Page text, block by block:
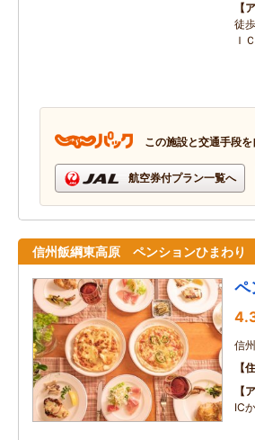
徒
Ｉ
この施設と交通手段
航空券付プラン一覧へ
信州飯綱東高原 ペンションひまわり
ペ
信
IC